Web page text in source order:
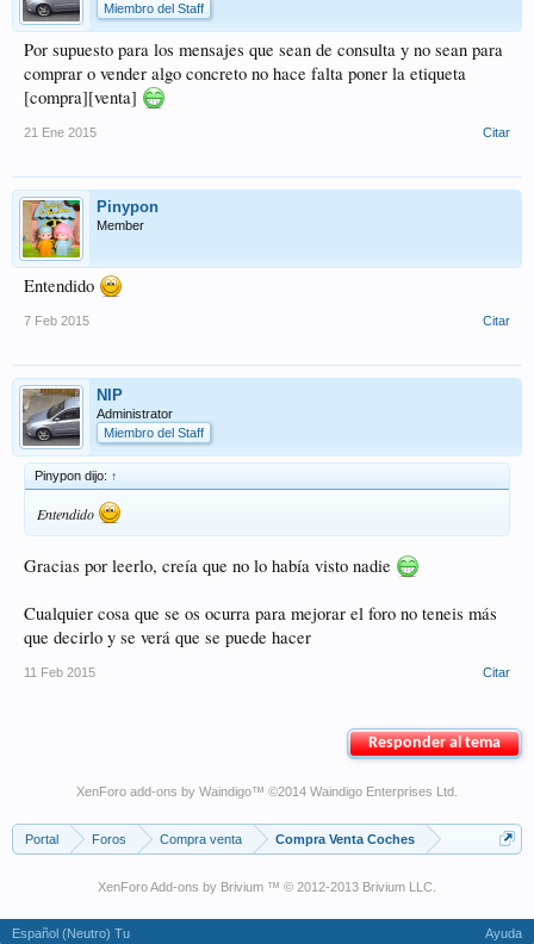
Miembro del Staff
Por supuesto para los mensajes que sean de consulta y no sean para
comprar o vender algo concreto no hace falta poner la etiqueta
[compra][venta]
21 Ene 2015 Citar
Pinypon
Member
Entendido
7 Feb 2015 Citar
NIP
Administrator
Miembro del Staff
Pinypon dijo: ↑
Entendido
Gracias por leerlo, creía que no lo había visto nadie
Cualquier cosa que se os ocurra para mejorar el foro no teneis más
que decirlo y se verá que se puede hacer
11 Feb 2015 Citar
Responder al tema
XenForo add-ons by Waindigo™ ©2014 Waindigo Enterprises Ltd
Portal Foros Compra venta Compra Venta Coches
XenForo Add-ons by Brivium ™ © 2012-2013 Brivium LLC.
Español (Neutro) Tu Ayuda